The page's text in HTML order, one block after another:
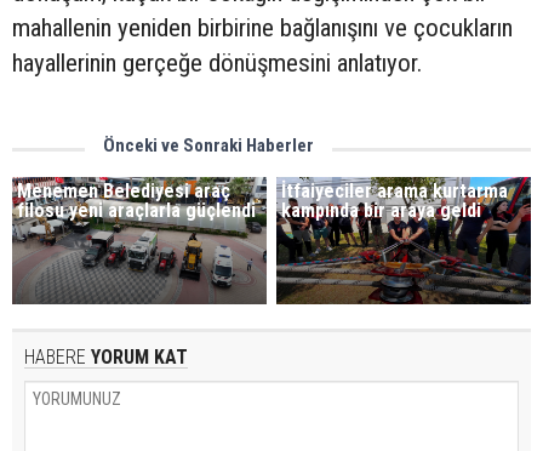
mahallenin yeniden birbirine bağlanışını ve çocukların
hayallerinin gerçeğe dönüşmesini anlatıyor.
Önceki ve Sonraki Haberler
Menemen Belediyesi araç
filosu yeni araçlarla güçlendi
İtfaiyeciler arama kurtarma
kampında bir araya geldi
HABERE YORUM KAT